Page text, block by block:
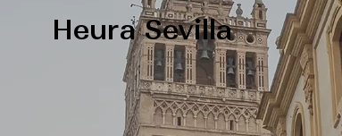
Heura Sevilla